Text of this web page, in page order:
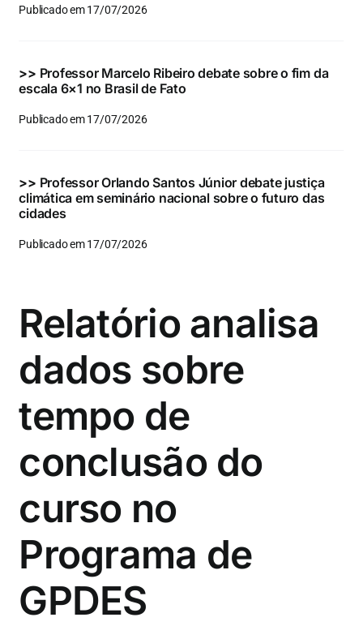
Publicado em 17/07/2026
>> Professor Marcelo Ribeiro debate sobre o fim da
escala 6×1 no Brasil de Fato
Publicado em 17/07/2026
>> Professor Orlando Santos Júnior debate justiça
climática em seminário nacional sobre o futuro das
cidades
Publicado em 17/07/2026
Relatório analisa
dados sobre
tempo de
conclusão do
curso no
Programa de
GPDES